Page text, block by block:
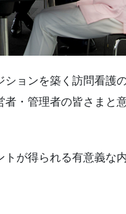
ョンを築く訪問看護
・管理者の皆さまと
が得られる有意義な